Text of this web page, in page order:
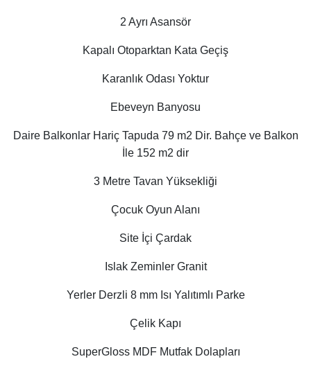
2 Ayrı Asansör
Kapalı Otoparktan Kata Geçiş
Karanlık Odası Yoktur
Ebeveyn Banyosu
Daire Balkonlar Hariç Tapuda 79 m2 Dir. Bahçe ve Balkon
İle 152 m2 dir
3 Metre Tavan Yüksekliği
Çocuk Oyun Alanı
Site İçi Çardak
Islak Zeminler Granit
Yerler Derzli 8 mm Isı Yalıtımlı Parke
Çelik Kapı
SuperGloss MDF Mutfak Dolapları